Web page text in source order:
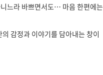
느라 바쁘면서도… 마음 한편에는
의 감정과 이야기를 담아내는 창이